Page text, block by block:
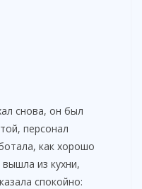
снова, он был
персонал
как хорошо
из кухни,
спокойно: